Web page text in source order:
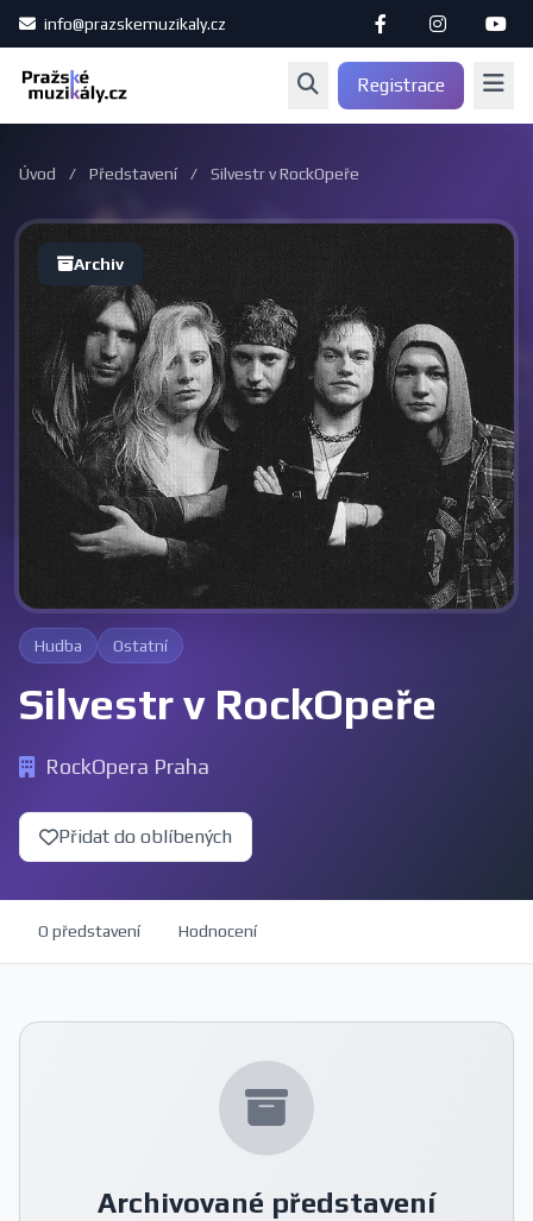
info@prazskemuzikaly.cz
Registrace
Úvod / Představení / Silvestr v RockOpeře
Archiv
Hudba Ostatní
Silvestr v RockOpeře
RockOpera Praha
Přidat do oblíbených
O představení Hodnocení
Archivované představení